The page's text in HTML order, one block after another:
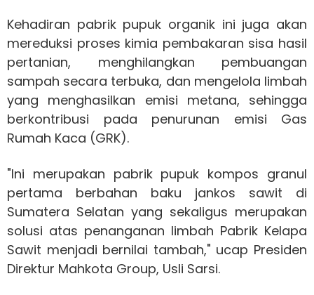
Kehadiran pabrik pupuk organik ini juga akan
mereduksi proses kimia pembakaran sisa hasil
pertanian, menghilangkan pembuangan
sampah secara terbuka, dan mengelola limbah
yang menghasilkan emisi metana, sehingga
berkontribusi pada penurunan emisi Gas
Rumah Kaca (GRK).
"Ini merupakan pabrik pupuk kompos granul
pertama berbahan baku jankos sawit di
Sumatera Selatan yang sekaligus merupakan
solusi atas penanganan limbah Pabrik Kelapa
Sawit menjadi bernilai tambah," ucap Presiden
Direktur Mahkota Group, Usli Sarsi.